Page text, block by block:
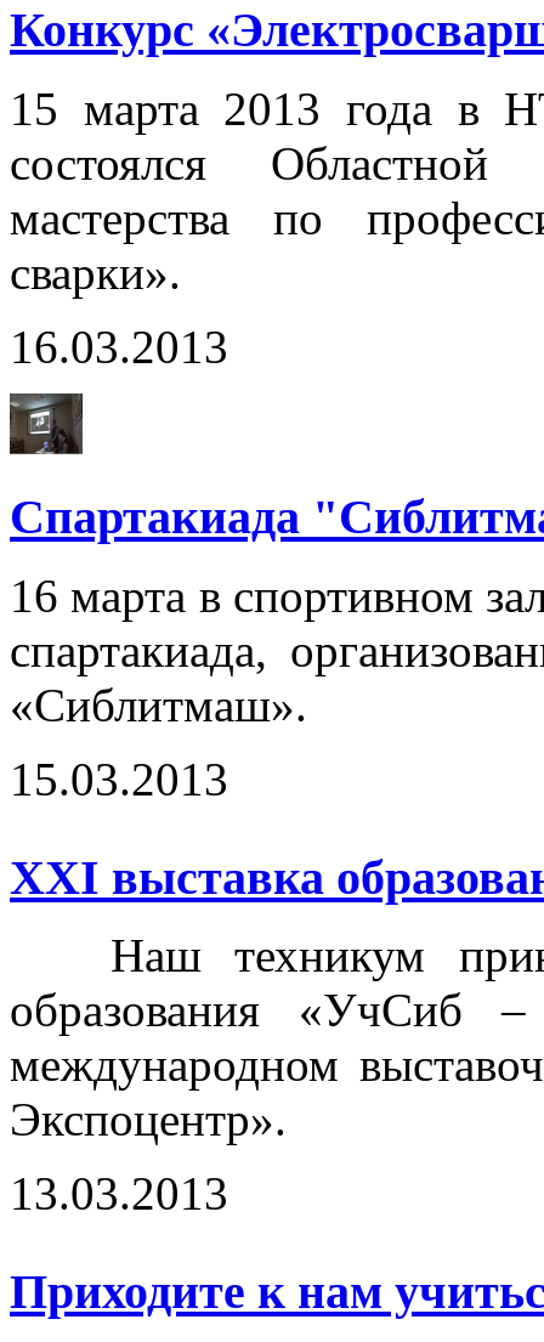
Конкурс
15 марта 2013 года
состоялся Областной
мастерства по
сварки».
16.03.2013
Спартакиада
16 марта в спортивном
спартакиада,
«Сиблитмаш».
15.03.2013
ХХI выставка
Наш техникум
образования «УчСиб
международном
Экспоцентр».
13.03.2013
Приходите к нам